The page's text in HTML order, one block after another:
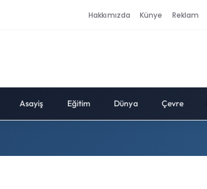
Hakkımızda Künye Reklam
Asayiş Eğitim Dünya Çevre